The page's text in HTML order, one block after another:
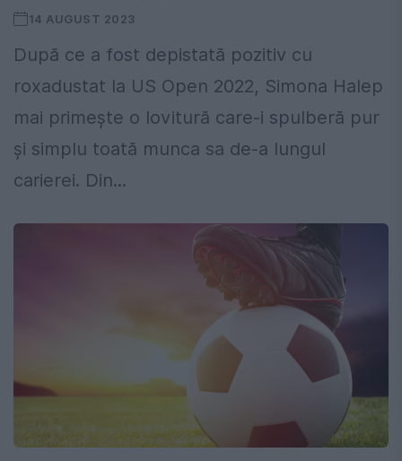
14 AUGUST 2023
După ce a fost depistată pozitiv cu
roxadustat la US Open 2022, Simona Halep
mai primește o lovitură care-i spulberă pur
şi simplu toată munca sa de-a lungul
carierei. Din...